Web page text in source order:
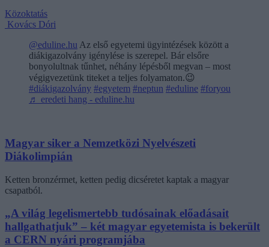
Közoktatás
Kovács Dóri
@eduline.hu Az első egyetemi ügyintézések között a
diákigazolvány igénylése is szerepel. Bár elsőre
bonyolultnak tűnhet, néhány lépésből megvan – most
végigvezetünk titeket a teljes folyamaton.😉
#diákigazolvány #egyetem #neptun #eduline #foryou
♬ eredeti hang - eduline.hu
Magyar siker a Nemzetközi Nyelvészeti
Diákolimpián
Ketten bronzérmet, ketten pedig dicséretet kaptak a magyar
csapatból.
„A világ legelismertebb tudósainak előadásait
hallgathatjuk” – két magyar egyetemista is bekerült
a CERN nyári programjába